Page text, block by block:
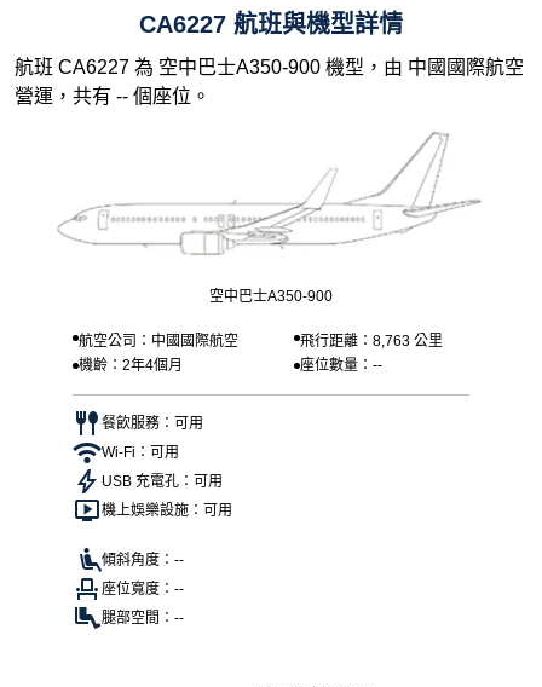
CA6227 航班與機型詳情
航班 CA6227 為 空中巴士A350-900 機型，由 中國國際航空
營運，共有 -- 個座位。
空中巴士A350-900
航空公司：中國國際航空
飛行距離：8,763 公里
機齡：2年4個月
座位數量：--
餐飲服務：可用
Wi-Fi：可用
USB 充電孔：可用
機上娛樂設施：可用
傾斜角度：--
座位寬度：--
腿部空間：--